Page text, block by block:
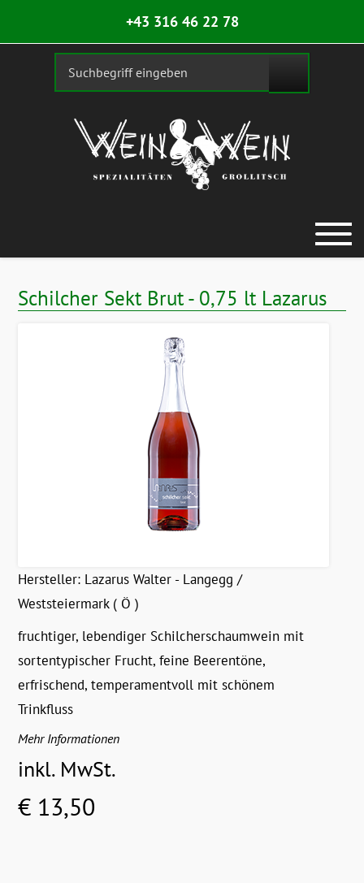
+43 316 46 22 78
Schilcher Sekt Brut - 0,75 lt Lazarus
Hersteller: Lazarus Walter - Langegg /
Weststeiermark ( Ö )
fruchtiger, lebendiger Schilcherschaumwein mit
sortentypischer Frucht, feine Beerentöne,
erfrischend, temperamentvoll mit schönem
Trinkfluss
Mehr Informationen
inkl. MwSt.
€ 13,50